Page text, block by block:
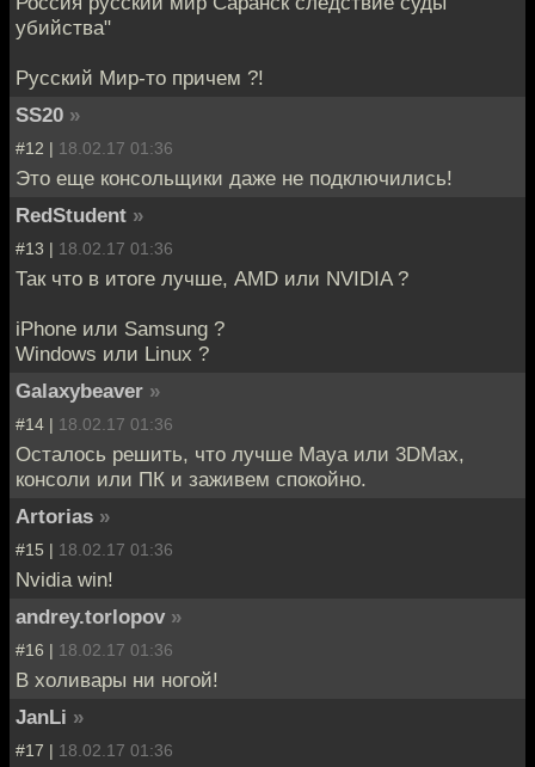
убийства"
Русский Мир-то причем ?!
SS20 »
#12 | 18.02.17 01:36
Это еще консольщики даже не подключились!
RedStudent »
#13 | 18.02.17 01:36
Так что в итоге лучше, AMD или NVIDIA ?
iPhone или Samsung ?
Windows или Linux ?
Galaxybeaver »
#14 | 18.02.17 01:36
Осталось решить, что лучше Maya или 3DMax,
консоли или ПК и заживем спокойно.
Artorias »
#15 | 18.02.17 01:36
Nvidia win!
andrey.torlopov »
#16 | 18.02.17 01:36
В холивары ни ногой!
JanLi »
#17 | 18.02.17 01:36